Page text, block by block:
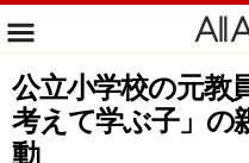
公立小学校の元教
考えて学ぶ子」の
動